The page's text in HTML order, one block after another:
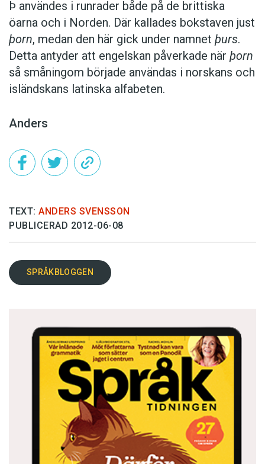
Þ användes i runrader både på de brittiska
öarna och i Norden. Där kallades bokstaven just
þorn, medan den här gick under namnet þurs.
Detta antyder att engelskan påverkade när þorn
så småningom började användas i norskans och
isländskans latinska alfabeten.
Anders
TEXT: ANDERS SVENSSON
PUBLICERAD 2012-06-08
SPRÅKBLOGGEN